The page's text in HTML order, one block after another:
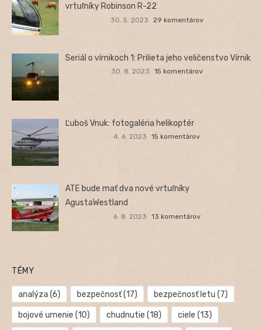
vrtuľníky Robinson R-22
30. 5. 2023 29 komentárov
Seriál o vírnikoch 1: Prilieta jeho veličenstvo Vírnik
30. 8. 2023 15 komentárov
Ľuboš Vnuk: fotogaléria helikoptér
4. 6. 2023 15 komentárov
ATE bude mať dva nové vrtuľníky
AgustaWestland
6. 8. 2023 13 komentárov
TÉMY
analýza (6) bezpečnosť(17) bezpečnosť letu (7)
bojové umenie (10) chudnutie (18) ciele (13)